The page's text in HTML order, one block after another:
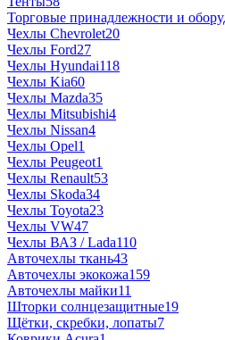
Торговые принадлежности и
Чехлы Chevrolet20
Чехлы Ford27
Чехлы Hyundai118
Чехлы Kia60
Чехлы Mazda35
Чехлы Mitsubishi4
Чехлы Nissan4
Чехлы Opel1
Чехлы Peugeot1
Чехлы Renault53
Чехлы Skoda34
Чехлы Toyota23
Чехлы VW47
Чехлы ВАЗ / Lada110
Авточехлы ткань43
Авточехлы экокожа159
Авточехлы майки11
Шторки солнцезащитные19
Щётки, скребки, лопаты7